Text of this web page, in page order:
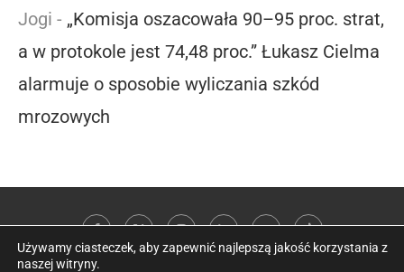
Jogi - „Komisja oszacowała 90–95 proc. strat,
a w protokole jest 74,48 proc.” Łukasz Cielma
alarmuje o sposobie wyliczania szkód
mrozowych
Używamy ciasteczek, aby zapewnić najlepszą jakość korzystania z
naszej witryny.